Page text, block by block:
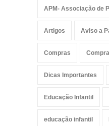
APM- Associação de
Artigos Aviso a
Compras
Dicas Importantes
Educação Infantil
educação infantil